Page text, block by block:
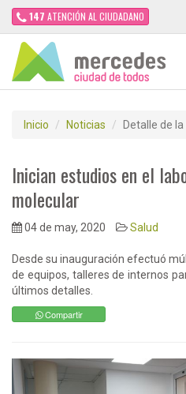
147 ATENCIÓN AL CIUDADANO
Inicio Noticias Detalle de
Inician estudios en el
molecular
04 de may, 2020 Salud
Desde su inauguración efectuó
de equipos, talleres de internos
últimos detalles.
Compartir